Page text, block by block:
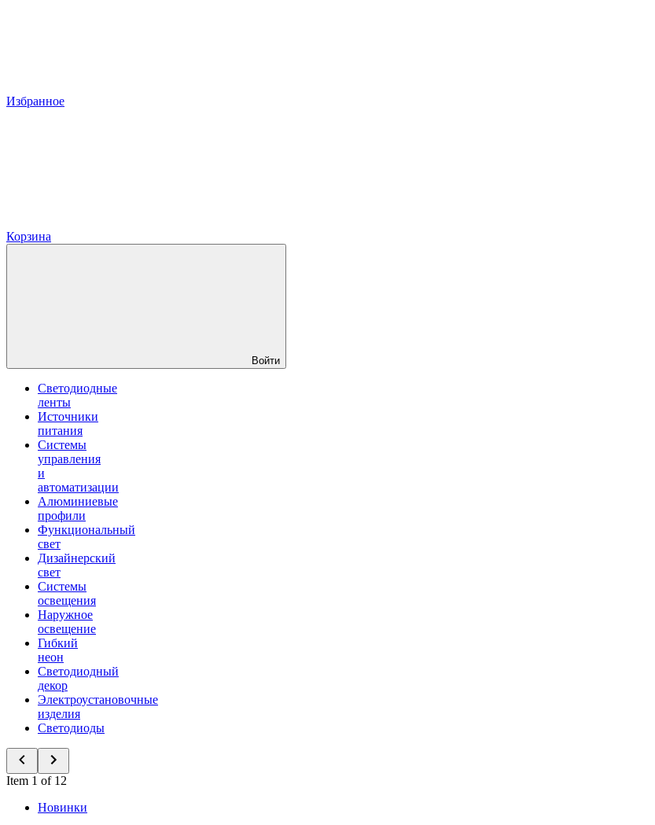
Избранное
Корзина
Войти
Светодиодные
ленты
Источники
питания
Системы
управления
и
автоматизации
Алюминиевые
профили
Функциональный
свет
Дизайнерский
свет
Системы
освещения
Наружное
освещение
Гибкий
неон
Светодиодный
декор
Электроустановочные
изделия
Светодиоды
Item 1 of 12
Новинки